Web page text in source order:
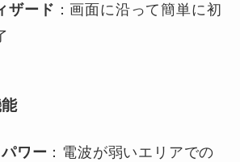
ザード ：画面に沿って簡単に初
ワー ：電波が弱いエリアでの